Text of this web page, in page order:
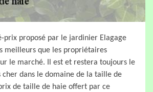
prix proposé par le jardinier Elagage
meilleurs que les propriétaires
le marché. Il est et restera toujours le
dans le domaine de la taille de
de taille de haie offert par ce